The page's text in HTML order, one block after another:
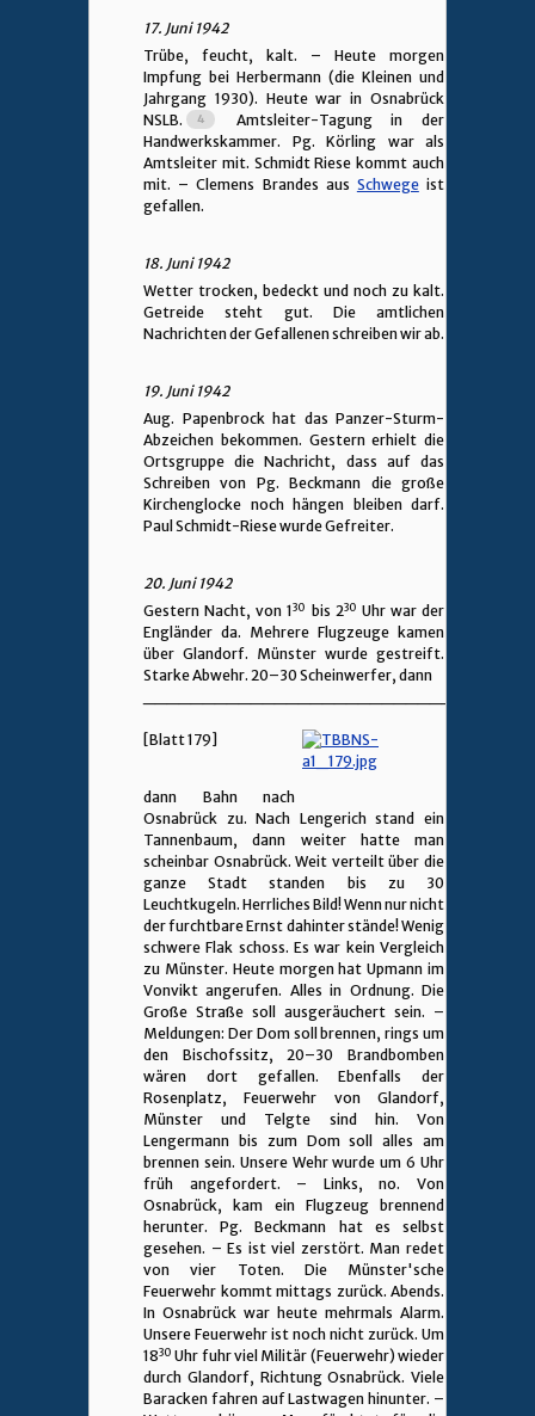
17. Juni 1942
Trübe, feucht, kalt. – Heute morgen
Impfung bei Herbermann (die Kleinen und
Jahrgang 1930). Heute war in Osnabrück
NSLB.
Amtsleiter-Tagung in der
Handwerkskammer. Pg. Körling war als
Amtsleiter mit. Schmidt Riese kommt auch
mit. – Clemens Brandes aus Schwegeist
gefallen.
18. Juni 1942
Wetter trocken, bedeckt und noch zu kalt.
Getreide steht gut. Die amtlichen
Nachrichten der Gefallenen schreiben wir ab.
19. Juni 1942
Aug. Papenbrock hat das Panzer-Sturm-
Abzeichen bekommen. Gestern erhielt die
Ortsgruppe die Nachricht, dass auf das
Schreiben von Pg. Beckmann die große
Kirchenglocke noch hängen bleiben darf.
Paul Schmidt-Riese wurde Gefreiter.
20. Juni 1942
Gestern Nacht, von 130 bis 230 Uhr war der
Engländer da. Mehrere Flugzeuge kamen
über Glandorf. Münster wurde gestreift.
Starke Abwehr. 20–30 Scheinwerfer, dann
[Blatt 179]
dann Bahn nach
Osnabrück zu. Nach Lengerich stand ein
Tannenbaum, dann weiter hatte man
scheinbar Osnabrück. Weit verteilt über die
ganze Stadt standen bis zu 30
Leuchtkugeln. Herrliches Bild! Wenn nur nicht
der furchtbare Ernst dahinter stände! Wenig
schwere Flak schoss. Es war kein Vergleich
zu Münster. Heute morgen hat Upmann im
Vonvikt angerufen. Alles in Ordnung. Die
Große Straße soll ausgeräuchert sein. –
Meldungen: Der Dom soll brennen, rings um
den Bischofssitz, 20–30 Brandbomben
wären dort gefallen. Ebenfalls der
Rosenplatz, Feuerwehr von Glandorf,
Münster und Telgte sind hin. Von
Lengermann bis zum Dom soll alles am
brennen sein. Unsere Wehr wurde um 6 Uhr
früh angefordert. – Links, no. Von
Osnabrück, kam ein Flugzeug brennend
herunter. Pg. Beckmann hat es selbst
gesehen. – Es ist viel zerstört. Man redet
von vier Toten. Die Münster'sche
Feuerwehr kommt mittags zurück. Abends.
In Osnabrück war heute mehrmals Alarm.
Unsere Feuerwehr ist noch nicht zurück. Um
1830 Uhr fuhr viel Militär (Feuerwehr) wieder
durch Glandorf, Richtung Osnabrück. Viele
Baracken fahren auf Lastwagen hinunter. –